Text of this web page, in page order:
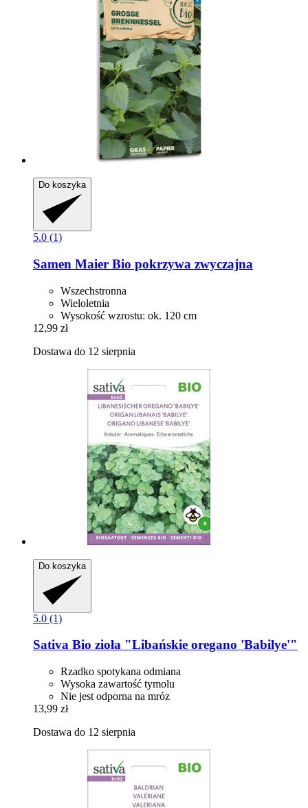
Do koszyka
5.0 (1)
Samen Maier Bio pokrzywa zwyczajna
Wszechstronna
Wieloletnia
Wysokość wzrostu: ok. 120 cm
12,99 zł
Dostawa do 12 sierpnia
Do koszyka
5.0 (1)
Sativa Bio zioła "Libańskie oregano 'Babilye'"
Rzadko spotykana odmiana
Wysoka zawartość tymolu
Nie jest odporna na mróz
13,99 zł
Dostawa do 12 sierpnia